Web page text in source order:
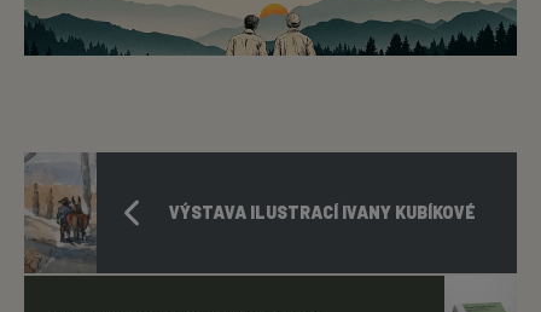
VÝSTAVA ILUSTRACÍ IVANY KUBÍKOVÉ